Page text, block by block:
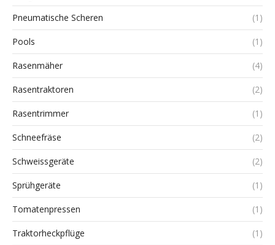
Pneumatische Scheren (1)
Pools (1)
Rasenmäher (4)
Rasentraktoren (2)
Rasentrimmer (1)
Schneefräse (2)
Schweissgeräte (2)
Sprühgeräte (1)
Tomatenpressen (1)
Traktorheckpflüge (1)